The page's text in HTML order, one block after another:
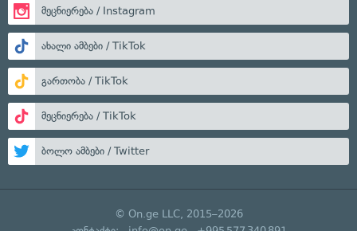
მეცნიერება / Instagram
ახალი ამბები / TikTok
გართობა / TikTok
მეცნიერება / TikTok
ბოლო ამბები / Twitter
© On.ge LLC, 2015–2026